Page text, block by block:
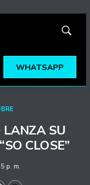
Mostrar
WHATSAPP
LANZA SU
CLOSE”
p. m.